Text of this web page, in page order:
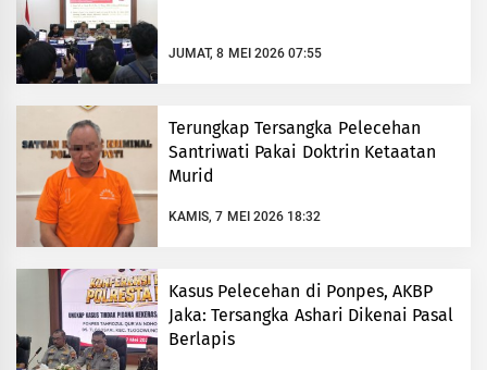
JUMAT, 8 MEI 2026 07:55
Terungkap Tersangka Pelecehan
Santriwati Pakai Doktrin Ketaatan
Murid
KAMIS, 7 MEI 2026 18:32
Kasus Pelecehan di Ponpes, AKBP
Jaka: Tersangka Ashari Dikenai Pasal
Berlapis